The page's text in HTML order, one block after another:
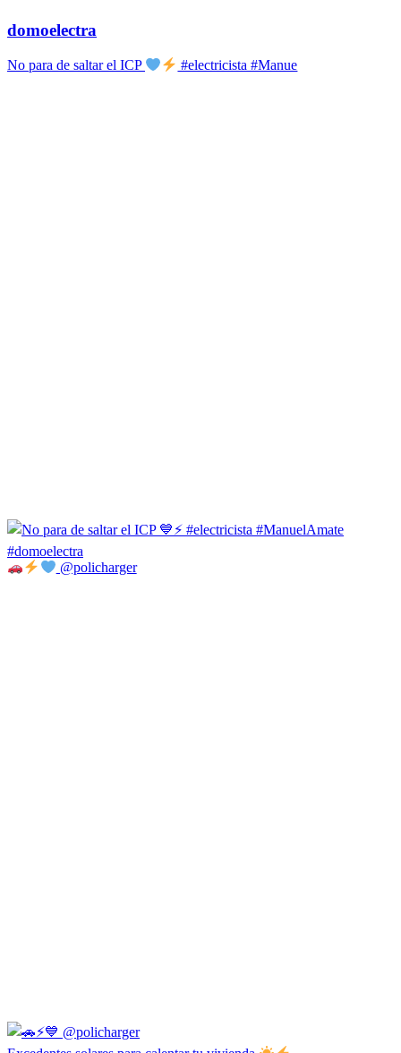
domoelectra
No para de saltar el ICP #electricista #Manue
@policharger